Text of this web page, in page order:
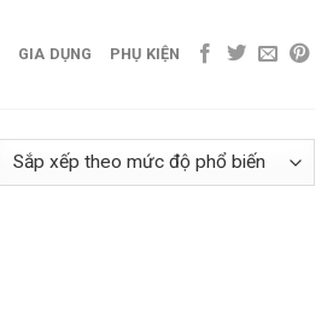
GIA DỤNG PHỤ KIỆN